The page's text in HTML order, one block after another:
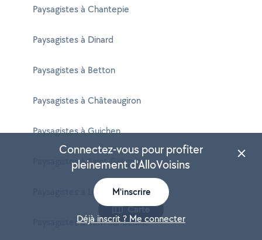
Paysagistes à Chantepie
Paysagistes à Dinard
Paysagistes à Betton
Paysagistes à Châteaugiron
Paysagistes à Guichen
Paysagistes à Saint-Grégoire
Paysagistes à Le Rheu
Paysagistes à Vern-sur-Seiche
Carte
Connectez-vous pour profiter
pleinement d'AlloVoisins
M'inscrire
Déjà inscrit ? Me connecter